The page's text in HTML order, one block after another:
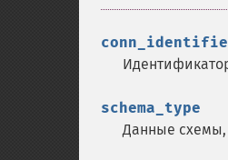
schema_type
Данные схемы,